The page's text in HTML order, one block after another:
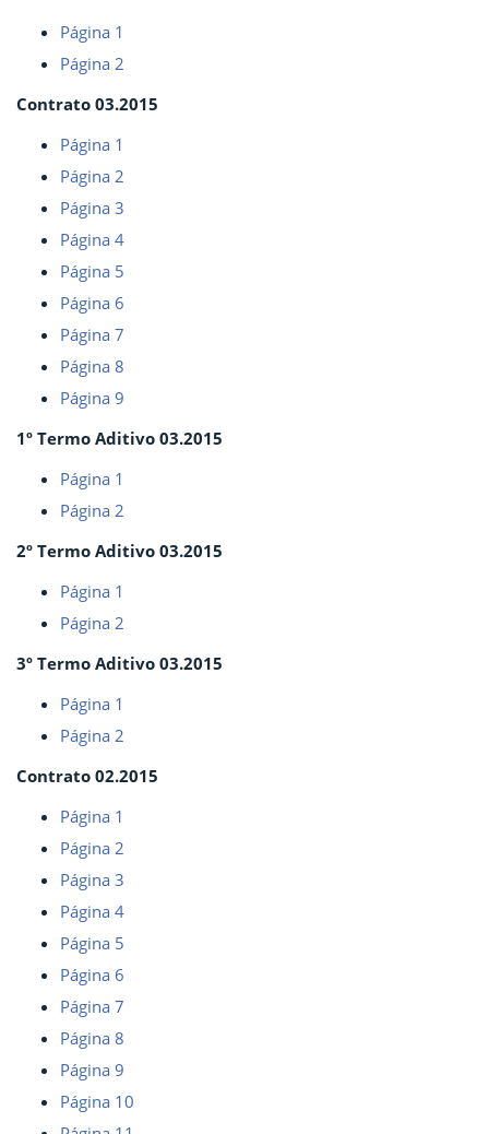
Página 1
Página 2
Contrato 03.2015
Página 1
Página 2
Página 3
Página 4
Página 5
Página 6
Página 7
Página 8
Página 9
1º Termo Aditivo 03.2015
Página 1
Página 2
2º Termo Aditivo 03.2015
Página 1
Página 2
3º Termo Aditivo 03.2015
Página 1
Página 2
Contrato 02.2015
Página 1
Página 2
Página 3
Página 4
Página 5
Página 6
Página 7
Página 8
Página 9
Página 10